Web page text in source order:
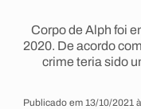
Corpo de Alph foi
2020. De acordo
crime teria sido
Publicado em 13/10/2021